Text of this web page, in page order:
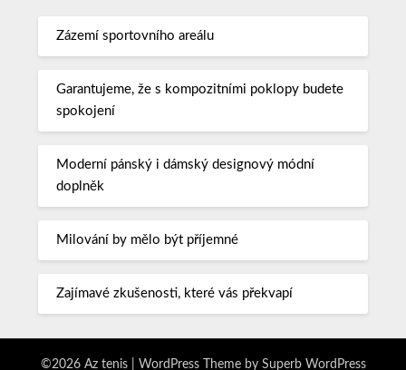
Zázemí sportovního areálu
Garantujeme, že s kompozitními poklopy budete
spokojení
Moderní pánský i dámský designový módní
doplněk
Milování by mělo být příjemné
Zajímavé zkušenosti, které vás překvapí
©2026 Az tenis | WordPress Theme by Superb WordPress